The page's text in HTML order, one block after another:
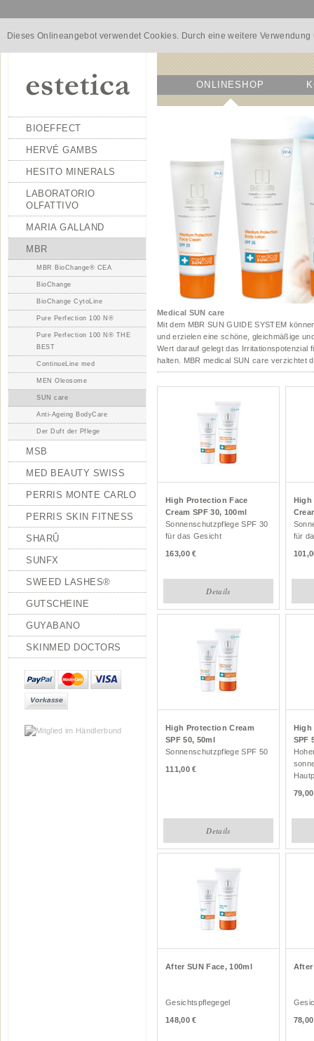
Dieses Onlineangebot verwendet Cookies. Durch eine weitere
BIOEFFECT
HERVÉ GAMBS
HESITO MINERALS
LABORATORIO
OLFATTIVO
MARIA GALLAND
MBR
MBR BioChange® CEA
BioChange
BioChange CytoLine
Pure Perfection 100 N®
Pure Perfection 100 N® THE
BEST
ContinueLine med
MEN Oleosome
SUN care
Anti-Ageing BodyCare
Der Duft der Pflege
MSB
MED BEAUTY SWISS
PERRIS MONTE CARLO
PERRIS SKIN FITNESS
SHARÛ
SUNFX
SWEED LASHES®
GUTSCHEINE
GUYABANO
SKINMED DOCTORS
ONLINESHOP
Medical SUN care
Mit dem MBR SUN GUIDE SYSTEM
und erzielen eine schöne, gleichmäßige
Wert darauf gelegt das Irritationspotenzial
halten. MBR medical SUN care verzichtet
High Protection Face
Cream SPF 30, 100ml
Sonnenschutzpflege SPF 30
für das Gesicht
163,00
Details
High
für
High Protection Cream
SPF 50, 50ml
Sonnenschutzpflege SPF 50
111,00
Details
High
SPF
79,00
After SUN Face, 100ml
Gesichtspflegegel
148,00
After
78,00